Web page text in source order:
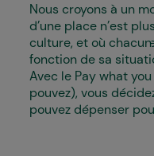
Nous croyons à un
d’une place n’est
culture, et où
fonction de sa
Avec le Pay what
pouvez), vous
pouvez dépenser